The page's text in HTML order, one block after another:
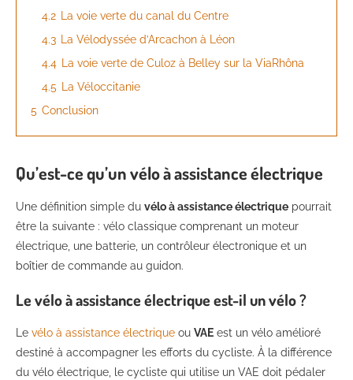
4.2 La voie verte du canal du Centre
4.3 La Vélodyssée d’Arcachon à Léon
4.4 La voie verte de Culoz à Belley sur la ViaRhôna
4.5 La Véloccitanie
5 Conclusion
Qu’est-ce qu’un vélo à assistance électrique
Une définition simple du vélo à assistance électrique pourrait
être la suivante : vélo classique comprenant un moteur
électrique, une batterie, un contrôleur électronique et un
boîtier de commande au guidon.
Le vélo à assistance électrique est-il un vélo ?
Le vélo à assistance électrique ou VAE est un vélo amélioré
destiné à accompagner les efforts du cycliste. À la différence
du vélo électrique, le cycliste qui utilise un VAE doit pédaler